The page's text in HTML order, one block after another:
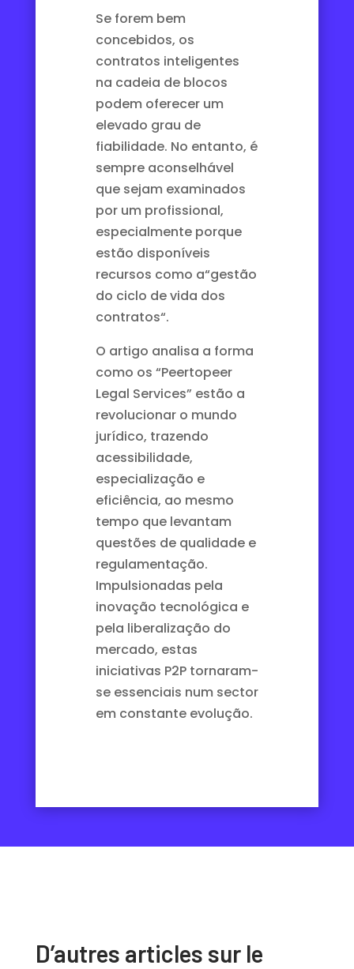
Se forem bem
concebidos, os
contratos inteligentes
na cadeia de blocos
podem oferecer um
elevado grau de
fiabilidade. No entanto, é
sempre aconselhável
que sejam examinados
por um profissional,
especialmente porque
estão disponíveis
recursos como a“gestão
do ciclo de vida dos
contratos“.
O artigo analisa a forma
como os “Peertopeer
Legal Services” estão a
revolucionar o mundo
jurídico, trazendo
acessibilidade,
especialização e
eficiência, ao mesmo
tempo que levantam
questões de qualidade e
regulamentação.
Impulsionadas pela
inovação tecnológica e
pela liberalização do
mercado, estas
iniciativas P2P tornaram-
se essenciais num sector
em constante evolução.
D’autres articles sur le